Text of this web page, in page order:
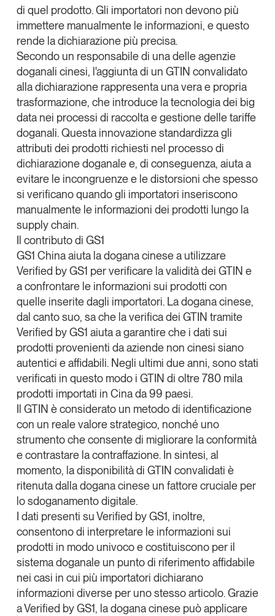
di quel prodotto. Gli importatori non devono più
immettere manualmente le informazioni, e questo
rende la dichiarazione più precisa.
Secondo un responsabile di una delle agenzie
doganali cinesi, l'aggiunta di un GTIN convalidato
alla dichiarazione rappresenta una vera e propria
trasformazione, che introduce la tecnologia dei big
data nei processi di raccolta e gestione delle tariffe
doganali. Questa innovazione standardizza gli
attributi dei prodotti richiesti nel processo di
dichiarazione doganale e, di conseguenza, aiuta a
evitare le incongruenze e le distorsioni che spesso
si verificano quando gli importatori inseriscono
manualmente le informazioni dei prodotti lungo la
supply chain.
Il contributo di GS1
GS1 China aiuta la dogana cinese a utilizzare
Verified by GS1 per verificare la validità dei GTIN e
a confrontare le informazioni sui prodotti con
quelle inserite dagli importatori. La dogana cinese,
dal canto suo, sa che la verifica dei GTIN tramite
Verified by GS1 aiuta a garantire che i dati sui
prodotti provenienti da aziende non cinesi siano
autentici e affidabili. Negli ultimi due anni, sono stati
verificati in questo modo i GTIN di oltre 780 mila
prodotti importati in Cina da 99 paesi.
Il GTIN è considerato un metodo di identificazione
con un reale valore strategico, nonché uno
strumento checonsente di migliorare la conformità
e contrastare la contraffazione. In sintesi, al
momento, la disponibilità di GTIN convalidati è
ritenuta dalla dogana cinese un fattore cruciale per
lo sdoganamento digitale.
I dati presenti su Verified by GS1, inoltre,
consentono di interpretare le informazioni sui
prodotti in modo univoco e costituiscono per il
sistema doganale un punto di riferimento affidabile
nei casi in cui più importatori dichiarano
informazioni diverse per uno stesso articolo. Grazie
a Verified by GS1, la dogana cinese può applicare